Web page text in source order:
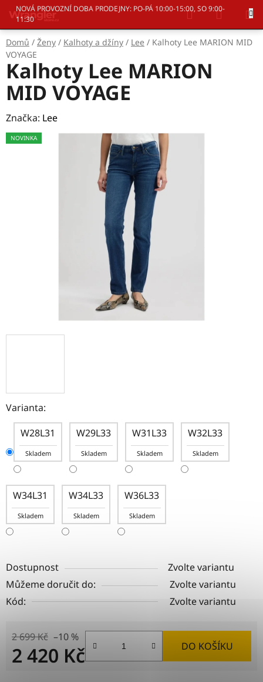
Přejít
obsah
NOVÁ PROVOZNÍ DOBA PRODEJNY: PO-PÁ 10:00-15:00, SO 9:00-
11:30
Hledat
KOŠÍK
Domů / Ženy / Kalhoty a džíny / Lee / Kalhoty Lee MARION MID
VOYAGE
Varianta:
W28L31
Skladem
W29L33
Skladem
W31L33
Skladem
W32L33
Skladem
W34L31
Skladem
W34L33
Skladem
W36L33
Skladem
Dostupnost
Zvolte variantu
Můžeme doručit do:
Zvolte variantu
Kód:
Zvolte variantu
2 699 Kč –10 %
2 420 Kč DO KOŠÍKU
Kalhoty Lee MARION
MID VOYAGE
Značka: Lee
NOVINKA